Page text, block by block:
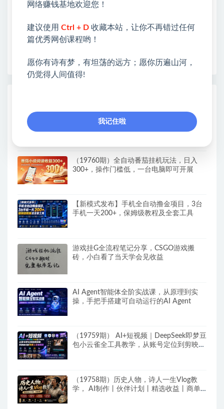
各种项目 + 提升网创认知。
开启网络之门，广受好评！
❤如果您也依存于互联网，欢迎加入本站会员，将尽
AI+PPT设计变现实战训练营，我们派单，
让你的才华直接变现，三大核心模块带你构
（19760期）全自动番茄挂机玩法，日入
300+，操作门槛低，一台电脑即可开展
【新模式发布】手机全自动撸金项目，3台
手机一天200+，保姆级教程及全套工具
游戏挂G全流程笔记分享，CSGO游戏搬
砖，小白看了当天学会见收益
AI Agent智能体全阶实战课，从原理到实
操，手把手搭建可自动运行的AI Agent
（19759期） AI+短视频｜DeepSeek即梦豆
包小云雀全工具教学，从账号定位到剪映剪
（19758期）历史人物，诗人一生Vlog教
学， AI制作丨伙伴计划丨精选收益丨商单
网络赚钱基地欢迎您！
建议使用 Ctrl + D 收藏本站，让你不再错过任何
篇优秀网创课程哟！
愿你有诗有梦，有坦荡的远方；愿你历遍山河，
仍觉得人间值得!
我记住啦